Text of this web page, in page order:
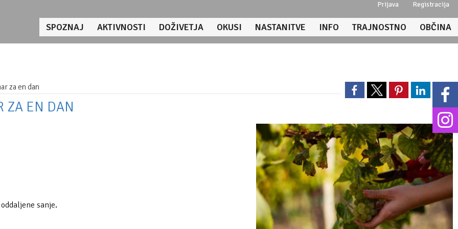
Prijava Registracija
SPOZNAJ AKTIVNOSTI DOŽIVETJA OKUSI NASTANITVE INFO TRAJNOSTNO OBČINA
za en dan
ZA EN DAN
sanje.